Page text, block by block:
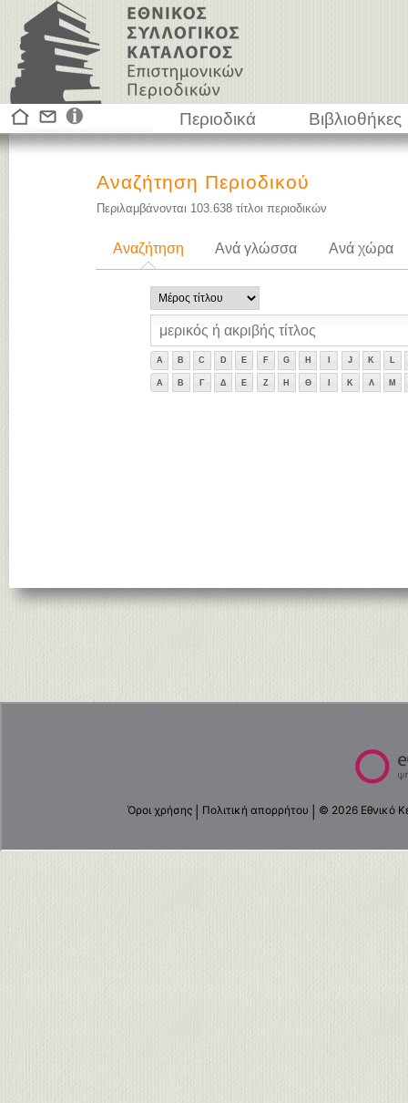
Περιοδικά Βιβλιοθήκες
Αναζήτηση Περιοδικού
Περιλαμβάνονται 103.638 τίτλοι περιοδικών
Αναζήτηση Ανά γλώσσα Ανά χώρα
A B C D E F G H J K L
Α Β Γ Δ Ε Ζ Η Θ Κ Λ Μ